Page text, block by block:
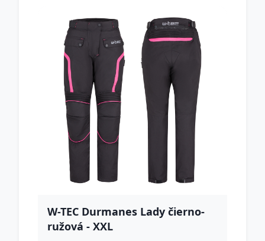
W-TEC Durmanes Lady čierno-
ružová - XXL